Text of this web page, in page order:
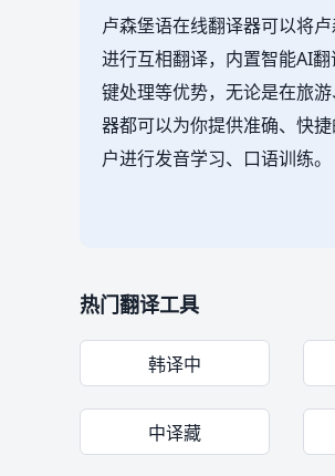
卢森堡语在线翻译器可以将
进行互相翻译，内置智能AI
键处理等优势，无论是在旅
器都可以为你提供准确、快
户进行发音学习、口语训练。
热门翻译工具
韩译中
中译藏